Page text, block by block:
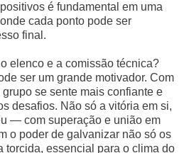
é fundamental em uma
cada ponto pode ser
final.
elenco e a comissão técnica?
ser um grande motivador. Com
se sente mais confiante e
desafios. Não só a vitória em si,
— com superação e união em
o poder de galvanizar não só os
torcida, essencial para o clima do